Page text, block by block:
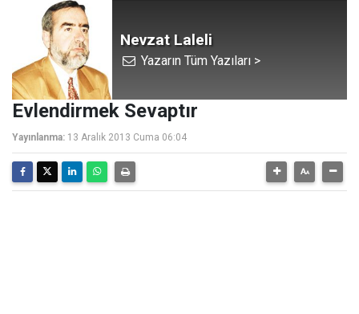
Nevzat Laleli
Yazarın Tüm Yazıları >
Evlendirmek Sevaptır
Yayınlanma: 13 Aralık 2013 Cuma 06:04